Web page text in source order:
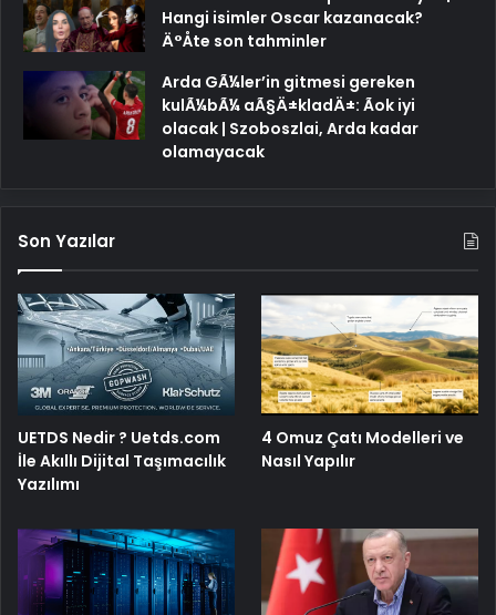
Hangi isimler Oscar kazanacak?
Ä°Åte son tahminler
Arda GÃ¼ler’in gitmesi gereken
kulÃ¼bÃ¼ aÃ§Ä±kladÄ±: Ãok iyi
olacak | Szoboszlai, Arda kadar
olamayacak
Son Yazılar
UETDS Nedir ? Uetds.com
İle Akıllı Dijital Taşımacılık
Yazılımı
4 Omuz Çatı Modelleri ve
Nasıl Yapılır